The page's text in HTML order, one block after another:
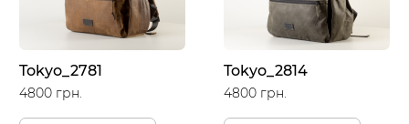
Tokyo_2781
4800 грн.
Tokyo_2814
4800 грн.